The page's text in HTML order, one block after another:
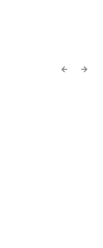
Previous
Next